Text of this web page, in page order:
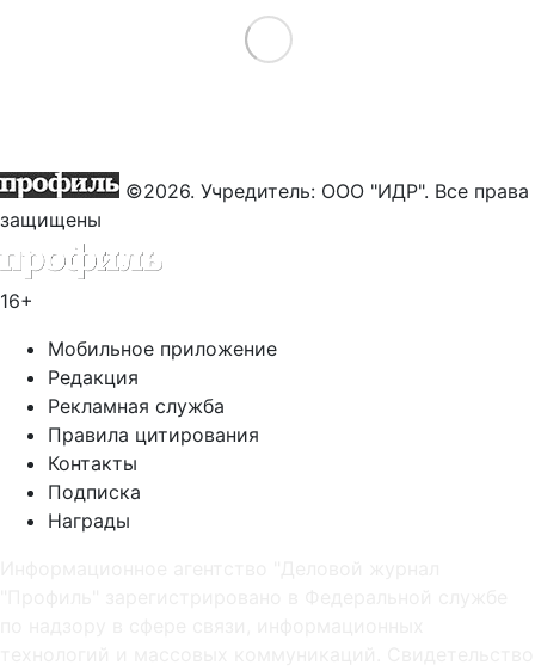
Load More
©2026. Учредитель: ООО "ИДР". Все права
защищены
16+
Мобильное приложение
Редакция
Рекламная служба
Правила цитирования
Контакты
Подписка
Награды